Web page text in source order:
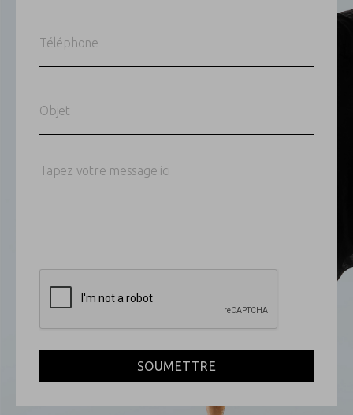
SOUMETTRE